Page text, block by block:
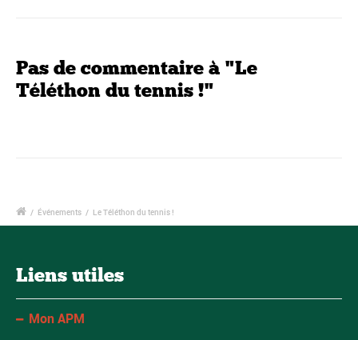
Pas de commentaire à "Le
Téléthon du tennis !"
/ Événements / Le Téléthon du tennis !
Liens utiles
Mon APM